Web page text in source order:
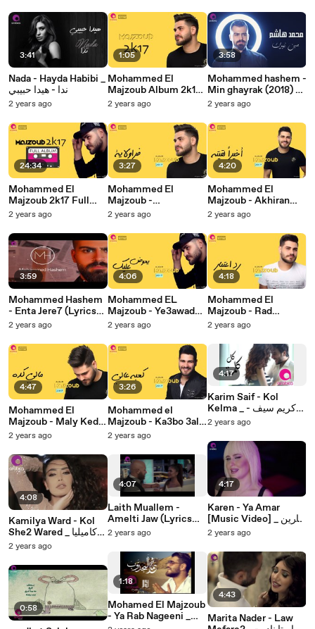
3:41
Nada - Hayda Habibi _
ندا - هيدا حبيبي
2 years ago
24:34
Mohammed El
Majzoub 2k17 Full
Album _ محمد
كامل
2 years ago
3:59
Mohammed Hashem
- Enta Jere7 (Lyrics
Video 2018) _ محمد
2 years ago
4:47
Mohammed El
Majzoub - Maly Keda
2k17 _ محمد المجذوب -
2 years ago
4:08
Kamilya Ward - Kol
She2 Wared _ كاميليا
ورد - كل شيء وارد
2 years ago
0:58
1:05
Mohammed El
Majzoub Album 2k17
_ محمد المجذوب البوم
2 years ago
3:27
Mohammed El
Majzoub -
FARAWLAYA 2K17 _
فراولاية
2 years ago
4:06
Mohammed EL
Majzoub - Ye3awad
3aleik 2k17 _ محمد
2 years ago
3:26
Mohammed el
Majzoub - Ka3bo 3aly
2k17 _ محمد المجذوب -
2 years ago
4:07
Laith Muallem -
Amelti Jaw (Lyrics
2019) _ _ليث معلم -
2 years ago
1:18
Mohamed El Majzoub
- Ya Rab Nageeni _
عليه
3:58
Mohammed hashem -
Min ghayrak (2018) _
محمد هاشم - مين غيرك
2 years ago
4:20
Mohammed El
Majzoub - Akhiran
La2eito 2k17 _ محمد
(1080p_25fps_H264-
128kbit_AAC)
2 years ago
4:18
Mohammed El
Majzoub - Rad
E3tibar 2k17 _ محمد
2 years ago
4:17
Karim Saif - Kol
Kelma _ كريم سيف -
كل كلمة
2 years ago
4:17
Karen - Ya Amar
[Music Video] _ كارين
- يا قمر
2 years ago
4:43
Marita Nader - Law